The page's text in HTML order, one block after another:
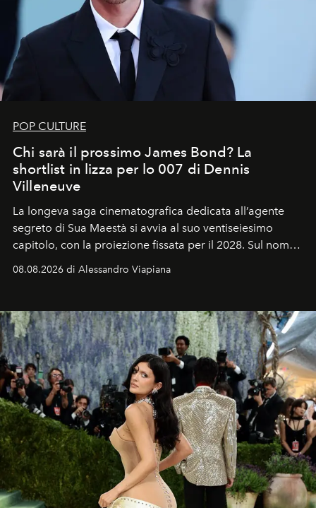
POP CULTURE
Chi sarà il prossimo James Bond? La
shortlist in lizza per lo 007 di Dennis
Villeneuve
La longeva saga cinematografica dedicata all’agente
segreto di Sua Maestà si avvia al suo ventiseiesimo
capitolo, con la proiezione fissata per il 2028. Sul nome
dell’attore chiamato a raccogliere l’eredità di Daniel
Craig, però, regna ancora il più assoluto riserbo.
08.08.2026 di Alessandro Viapiana